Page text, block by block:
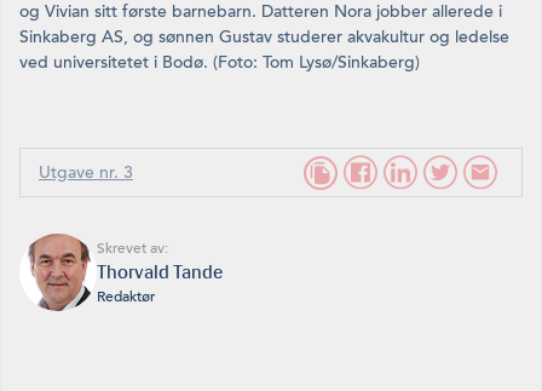
og Vivian sitt første barnebarn. Datteren Nora jobber allerede i
Sinkaberg AS, og sønnen Gustav studerer akvakultur og ledelse
ved universitetet i Bodø. (Foto: Tom Lysø/Sinkaberg)
Utgave nr. 3
Skrevet av:
Thorvald Tande
Redaktør